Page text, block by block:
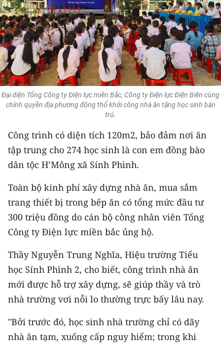
Y TẾ
KHOA HỌC - CÔNG NGHỆ
MÔI TRƯỜNG
BẠN ĐỌC
KIỂM CHỨNG THÔNG TIN
54 DÂN TỘC VIỆT NAM
CHƯƠNG TRÌNH OCOP - MỖI XÃ
MỘT SẢN PHẨM
RADIO
MEDIA CENTER
E-Magazine
Video
Media Chính trị
Media Kinh tế
Đại diện Tổng Công ty Điện lực miền Bắc, Công ty Điện lực Điện Biên cùng
chính quyền địa phương động thổ khởi công nhà ăn tặng học sinh bán
trú.
Công trình có diện tích 120m2, bảo đảm nơi ăn
tập trung cho 274 học sinh là con em đồng bào
dân tộc H’Mông xã Sính Phình.
Toàn bộ kinh phí xây dựng nhà ăn, mua sắm
trang thiết bị trong bếp ăn có tổng mức đầu tư
300 triệu đồng do cán bộ công nhân viên Tổng
Công ty Điện lực miền bắc ủng hộ.
Thầy Nguyễn Trung Nghĩa, Hiệu trường Tiểu
học Sính Phình 2, cho biết, công trình nhà ăn
mới được hỗ trợ xây dựng, sẽ giúp thầy và trò
nhà trường vơi nỗi lo thường trực bấy lâu nay.
"Bởi trước đó, học sinh nhà trường chỉ có dãy
nhà ăn tạm, xuống cấp nguy hiểm; trong khi